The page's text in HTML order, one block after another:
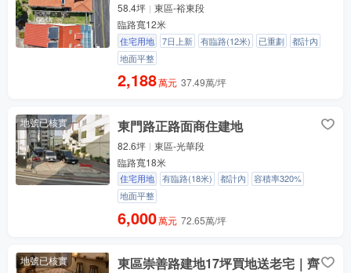
58.4坪
東區-裕東段
臨路寬12米
住宅用地 7日上新 有臨路(12米) 已重劃
都計內
地面平整
2,188萬元 37.49萬/坪
地號已核實 東門路正路面商住建地
82.6坪
東區-光華段
臨路寬18米
住宅用地 有臨路(18米) 都計內
容積率320%
地面平整
6,000萬元 72.65萬/坪
地號已核實
東區崇善路建地17坪買地送老宅｜齊